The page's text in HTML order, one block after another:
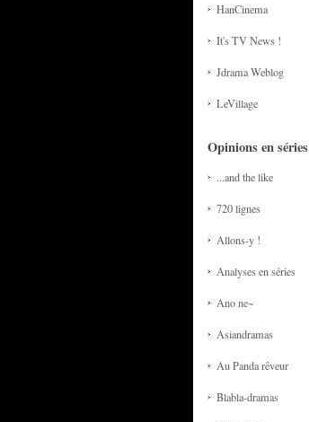
HanCinema
It's TV News !
Jdrama Weblog
LeVillage
Opinions en séries
...and the like
720 lignes
Allons-y !
Analyses en séries
Ano ne~
Asiandramas
Au Panda rêveur
Blabla-dramas